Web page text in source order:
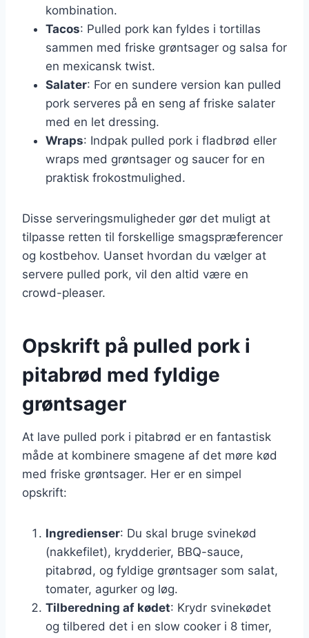
kombination.
Tacos: Pulled pork kan fyldes i tortillas
sammen med friske grøntsager og salsa for
en mexicansk twist.
Salater: For en sundere version kan pulled
pork serveres på en seng af friske salater
med en let dressing.
Wraps: Indpak pulled pork i fladbrød eller
wraps med grøntsager og saucer for en
praktisk frokostmulighed.
Disse serveringsmuligheder gør det muligt at
tilpasse retten til forskellige smagspræferencer
og kostbehov. Uanset hvordan du vælger at
servere pulled pork, vil den altid være en
crowd-pleaser.
Opskrift på pulled pork i
pitabrød med fyldige
grøntsager
At lave pulled pork i pitabrød er en fantastisk
måde at kombinere smagene af det møre kød
med friske grøntsager. Her er en simpel
opskrift:
Ingredienser: Du skal bruge svinekød
(nakkefilet), krydderier, BBQ-sauce,
pitabrød, og fyldige grøntsager som salat,
tomater, agurker og løg.
Tilberedning af kødet: Krydr svinekødet
og tilbered det i en slow cooker i 8 timer,